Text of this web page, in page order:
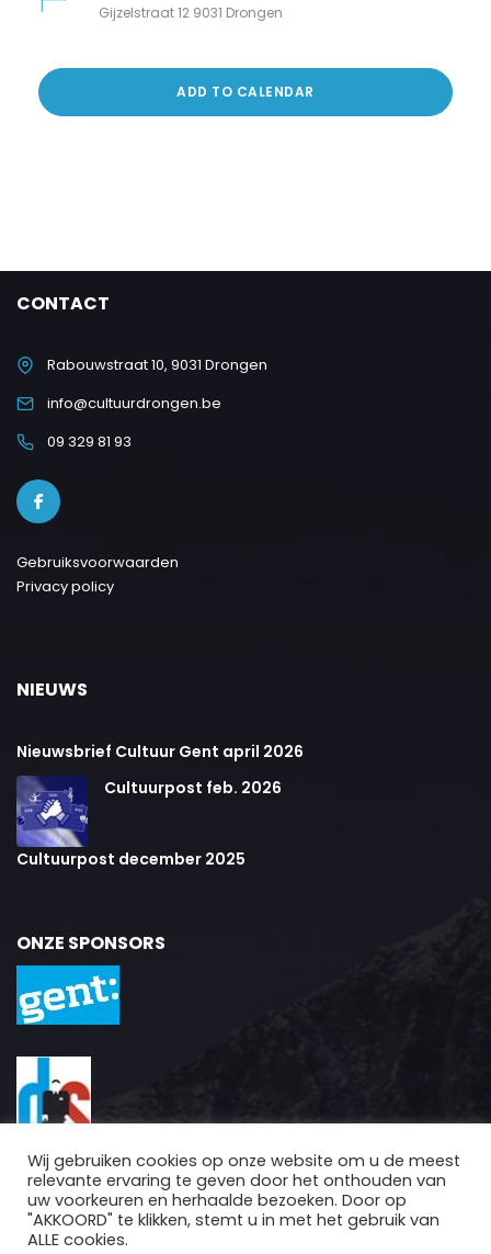
Gijzelstraat 12 9031 Drongen
ADD TO CALENDAR
CONTACT
Rabouwstraat 10, 9031 Drongen
info@cultuurdrongen.be
09 329 81 93
Gebruiksvoorwaarden
Privacy policy
NIEUWS
Nieuwsbrief Cultuur Gent april 2026
Cultuurpost feb. 2026
Cultuurpost december 2025
ONZE SPONSORS
Wij gebruiken cookies op onze website om u de meest
relevante ervaring te geven door het onthouden van
uw voorkeuren en herhaalde bezoeken. Door op
"AKKOORD" te klikken, stemt u in met het gebruik van
ALLE cookies.